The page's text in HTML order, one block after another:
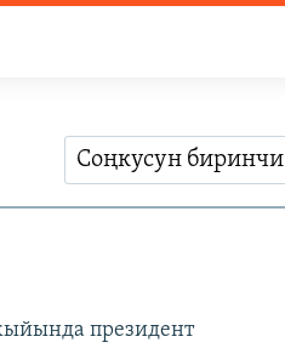
Соңкусун биринчи
президент